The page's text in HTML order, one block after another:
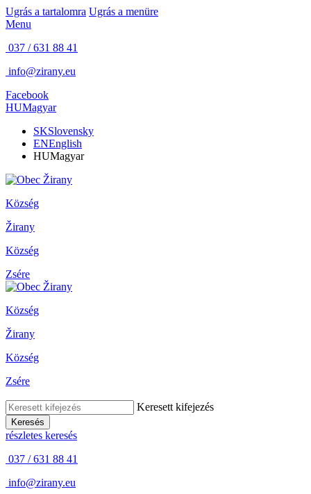
Ugrás a tartalomra Ugrás a menüre
Menu
037 / 631 88 41
info@zirany.eu
Facebook
HUMagyar
SKSlovensky
ENEnglish
HUMagyar
Község
Žirany
Község
Zsére
Község
Žirany
Község
Zsére
Keresett kifejezés
Keresés
részletes keresés
037 / 631 88 41
info@zirany.eu